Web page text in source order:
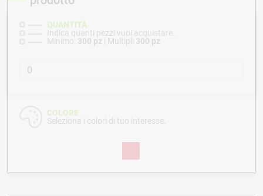
QUANTITÀ
Indica quanti pezzi vuoi acquistare.
Minimo: 300 pz | Multipli 300 pz
COLORE
Seleziona i colori di tuo interesse.